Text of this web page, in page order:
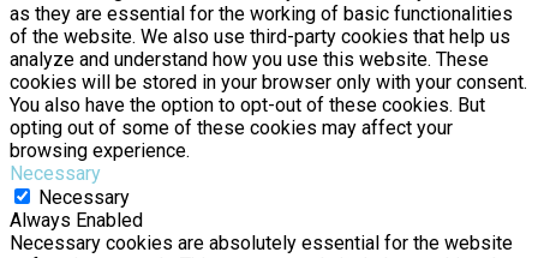
as they are essential for the working of basic functionalities
of the website. We also use third-party cookies that help us
analyze and understand how you use this website. These
cookies will be stored in your browser only with your consent.
You also have the option to opt-out of these cookies. But
opting out of some of these cookies may affect your
browsing experience.
Necessary
Necessary
Always Enabled
Necessary cookies are absolutely essential for the website